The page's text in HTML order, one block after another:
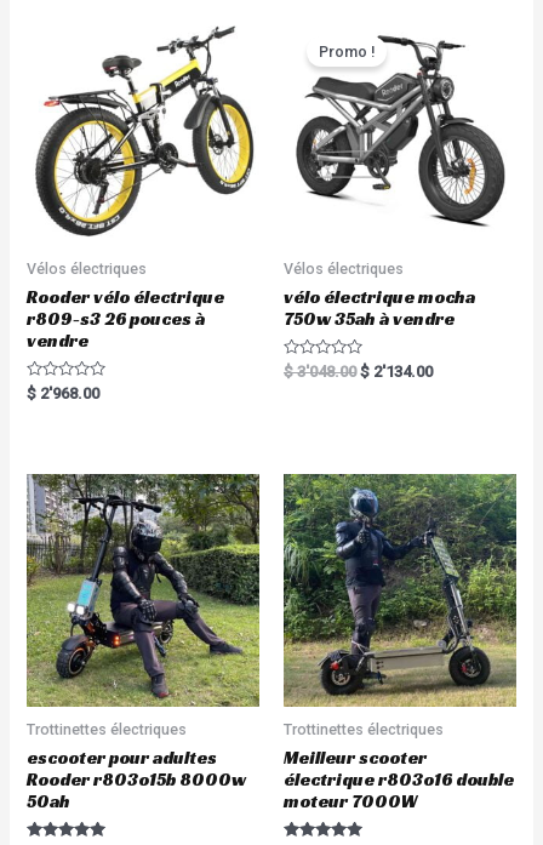
Vélos électriques
Rooder vélo électrique
r809-s3 26 pouces à
vendre
R
a
o
u
t
o
f
5
$ 2'968.00
Promo !
Vélos électriques
vélo électrique mocha
750w 35ah à vendre
R
a
t
o
f
5
$3'048.00 $ 2'134.00
Trottinettes électriques
escooter pour adultes
Rooder r803o15b 8000w
50ah
Trottinettes électriques
Meilleur scooter
électrique r803o16 double
moteur 7000W